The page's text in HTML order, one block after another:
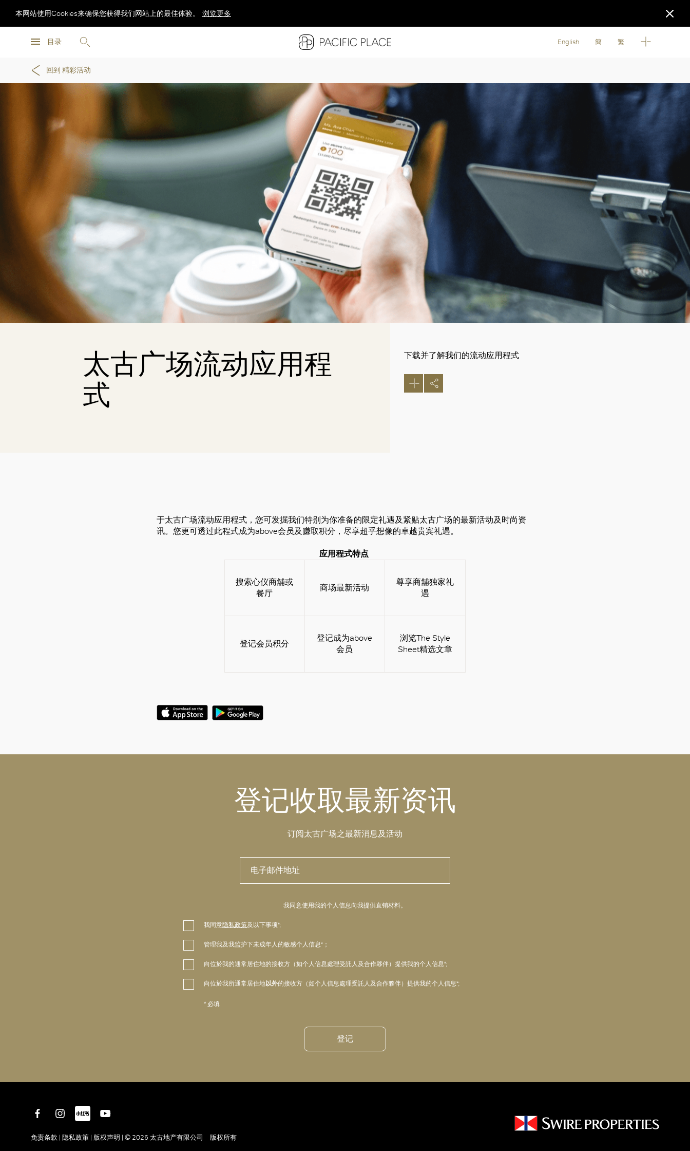
目录
本网站使用Cookies来确保您获得我们网站上的最佳体验。 浏览更多
English 簡 繁
回到 精彩活动
太古广场流动应用程
式
下载并了解我们的流动应用程式
于太古广场流动应用程式，您可发掘我们特别为你准备的限定礼遇及紧贴太古广场的最新活动及时尚资
讯。您更可透过此程式成为above会员及赚取积分，尽享超乎想像的卓越贵宾礼遇。
应用程式特点
搜索心仪商舖或
餐厅
商场最新活动
尊享商舖独家礼
遇
登记会员积分
登记成为above
会员
浏览The Style
Sheet精选文章
登记收取最新资讯
订阅太古广场之最新消息及活动
我同意使用我的个人信息向我提供直销材料。
我同意隐私政策及以下事项*;
管理我及我监护下未成年人的敏感个人信息*；
向位於我的通常居住地的接收方（如个人信息處理受託人及合作夥伴）提供我的个人信息*;
向位於我所通常居住地以外的接收方（如个人信息處理受託人及合作夥伴）提供我的个人信息*;
* 必填
登记
免责条款 | 隐私政策 | 版权声明 | © 2026 太古地产有限公司 版权所有
好